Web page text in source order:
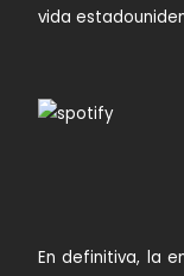
vida
En definitiva, la